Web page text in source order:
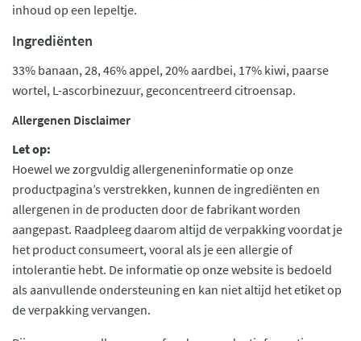
inhoud op een lepeltje.
Ingrediënten
33% banaan, 28, 46% appel, 20% aardbei, 17% kiwi, paarse
wortel, L-ascorbinezuur, geconcentreerd citroensap.
Allergenen Disclaimer
Let op:
Hoewel we zorgvuldig allergeneninformatie op onze
productpagina’s verstrekken, kunnen de ingrediënten en
allergenen in de producten door de fabrikant worden
aangepast. Raadpleeg daarom altijd de verpakking voordat je
het product consumeert, vooral als je een allergie of
intolerantie hebt. De informatie op onze website is bedoeld
als aanvullende ondersteuning en kan niet altijd het etiket op
de verpakking vervangen.